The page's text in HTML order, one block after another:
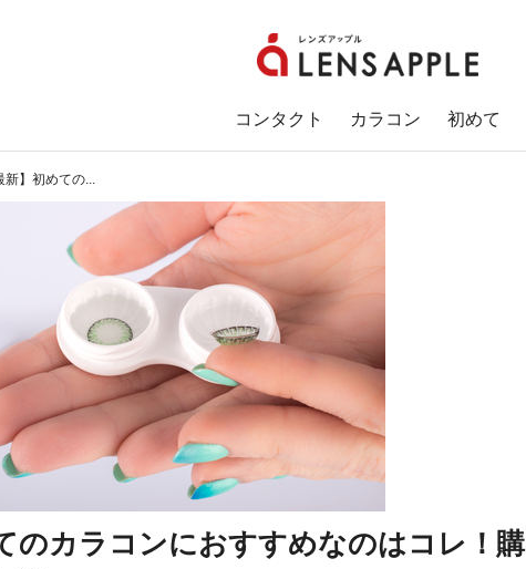
コンタクト カラコン 初めて
新】初めての...
のカラコンにおすすめなのはコレ！購